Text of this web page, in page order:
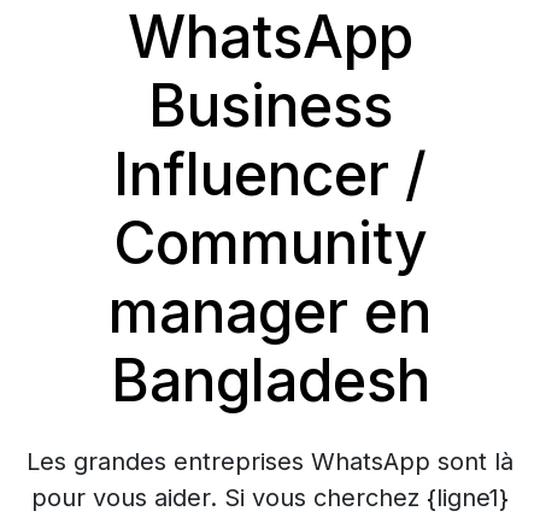
WhatsApp
Business
Influencer /
Community
manager en
Bangladesh
Les grandes entreprises WhatsApp sont là
pour vous aider. Si vous cherchez {ligne1}